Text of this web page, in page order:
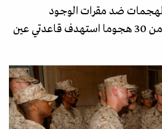
ضد مقرات الوجود
العسكري الأميركي أكثر من 30 هجوما استهدف قاعدتي عين